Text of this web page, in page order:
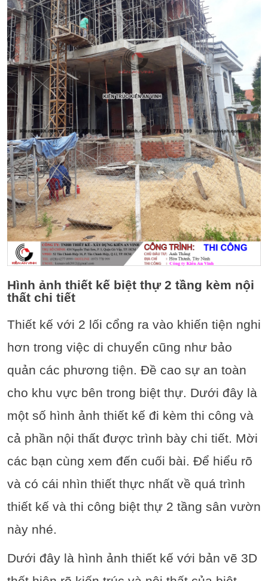
Hình ảnh thiết kế biệt thự 2 tầng kèm nội
thất chi tiết
Thiết kế với 2 lối cổng ra vào khiến tiện nghi
hơn trong việc di chuyển cũng như bảo
quản các phương tiện. Đề cao sự an toàn
cho khu vực bên trong biệt thự. Dưới đây là
một số hình ảnh thiết kế đi kèm thi công và
cả phần nội thất được trình bày chi tiết. Mời
các bạn cùng xem đến cuối bài. Để hiểu rõ
và có cái nhìn thiết thực nhất về quá trình
thiết kế và thi công biệt thự 2 tầng sân vườn
này nhé.
Dưới đây là hình ảnh thiết kế với bản vẽ 3D